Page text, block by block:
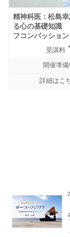
精神科医：松島
る心の基礎知識
フコンパッション
受講料
開催準備
詳細はこ